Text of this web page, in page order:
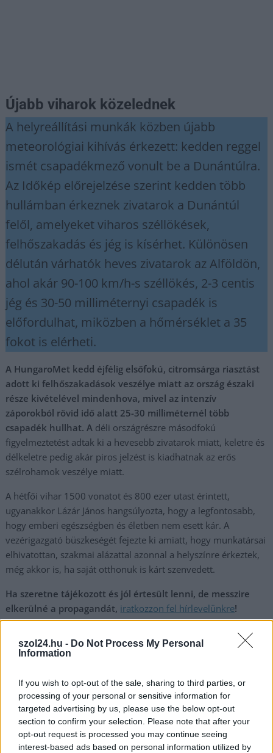
szol24.hu - Do Not Process My Personal
Information
If you wish to opt-out of the sale, sharing to third parties, or
processing of your personal or sensitive information for
targeted advertising by us, please use the below opt-out
section to confirm your selection. Please note that after your
opt-out request is processed you may continue seeing
interest-based ads based on personal information utilized by
Újabb viharok közelednek
A helyreállítási munkák közben újabb
meteorológiai kihívás érkezett: kedden reggel
ismét csapadékmező vonult be a Dunántúlra.
Az Időkép előrejelzése szerint kedden több
hullámban érkeznek zivatarok a Dunántúl
felől, amelyeket viharos széllökések,
felhőszakadás és jég is kísérhet. Különösen
délután várhatók heves zivatarok az Alföldön,
ahol akár 90-100 km/h-s széllökés, 2-3 centis
jég és 30-50 milliméternyi csapadék is
előfordulhat, miközben a hőmérséklet a 35
fokot is elérheti.
A HungaroMet kedd éjfélig elsőfokú, citromsárga riasztást
adott ki felhőszakadások veszélye miatt az ország északi
része kivételével mindenhova, mivel az intenzív
záporokból rövid idő alatt 25-30 milliméternél több
csapadék hullhat. A déli országrészre másodfokú
figyelmeztetést adtak ki a hevesebb zivatarok miatt, keletre és
délkeletre pedig akár piros jelzést is kiadhatnak az erős
szélrohamok veszélye miatt.
A hétfői vihar 1500 vonatot és 800 ezer utast érintett,
ugyanakkor Lázár János hangsúlyozta, hogy a legfontosabb,
hogy emberi egészségben és életben nem esett kár. A
vezérigazgató büszkeségét fejezte ki amiatt, hogy munkatársai
elhivatottan, szakmai alázattal azonnal a helyszínre érkeztek,
még akkor is, ha saját otthonuk is kárt szenvedett.
Ha szeretne tájékozott és jól értesült lenni, de messzire
elkerülné a propagandát, iratkozzon fel hírlevelünkre!
Amennyiben szívesen lenne a támogatónk,kattintson
és csatlakozzon adománygyűjtésünkhöz!
Bejegyzés
navigáció
Halálos baleset történt
Tiszaföldvárnál
Elvileg ismét jár a vonat
Szolnok és Budapest közt –
kérdés, hogy meddig